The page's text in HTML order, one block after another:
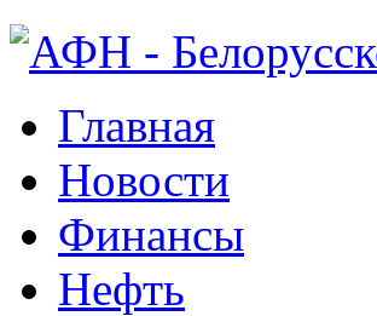
Главная
Новости
Финансы
Нефть